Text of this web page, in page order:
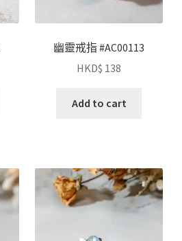
幽靈戒指 #AC00113
HKD$ 138
Add to cart